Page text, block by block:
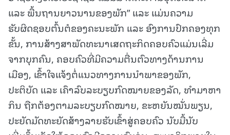
ແລະ ພື້ນຖານຍາວນານຂອງພັກ” ແລະ ແມ່ນຄວາມ
ຮັບຜິດຊອບຕົ້ນຕໍຂອງຄະນະພັກ ແລະ ອົງການປົກຄອງທຸກ
ຂັ້ນ, ການສ້າງສາພັດທະນາເສດຖະກິດຄອບຄົວແມ່ນເລີ່ມ
ຈາກບຸກຄົນ, ຄອບຄົວທີ່ມີຄວາມຕື່ນຕົວທາງດ້ານການ
ເມືອງ, ເຂົ້າໃຈແຈ້ງຕໍ່ແນວທາງການນໍາພາຂອງພັກ,
ປະຕິບັດ ແລະ ເຄົາລົບລະບຽບກົດໝາຍຂອງລັດ, ທຳມາຫາ
ກິນ ຖືກຕ້ອງຕາມລະບຽບກົດໝາຍ, ຂະຫຍັນໝັ່ນພຽນ,
ປະຍັດມັດທະຍັດສ້າງລາຍຮັບເຂົ້າສູ່ຄອບຄົວ ນັບມື້ນັບ